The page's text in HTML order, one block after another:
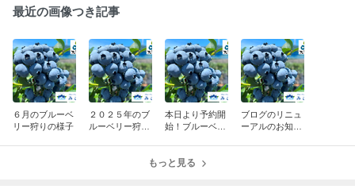
最近の画像つき記事
６月のブルーベ
リー狩りの様子
２０２５年のブ
ルーベリー狩り
本日より予約開
始！ブルーベリ
ブログのリニュ
ーアルのお知ら
もっと見る